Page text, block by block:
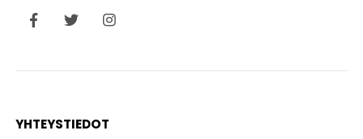
YHTEYSTIEDOT